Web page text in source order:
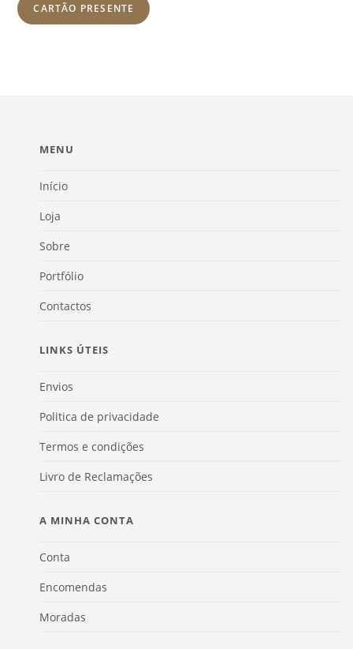
CARTÃO PRESENTE
MENU
Início
Loja
Sobre
Portfólio
Contactos
LINKS ÚTEIS
Envios
Politica de privacidade
Termos e condições
Livro de Reclamações
A MINHA CONTA
Conta
Encomendas
Moradas